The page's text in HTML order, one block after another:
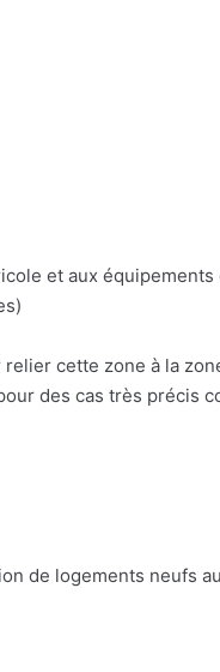
et aux
cette zone à la
des cas très précis
de logements neufs